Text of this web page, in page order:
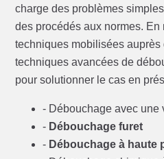
charge des problèmes
des procédés aux normes.
techniques mobilisées
techniques avancées de
pour solutionner le cas en
- Débouchage avec une
- Débouchage furet
- Débouchage à haute